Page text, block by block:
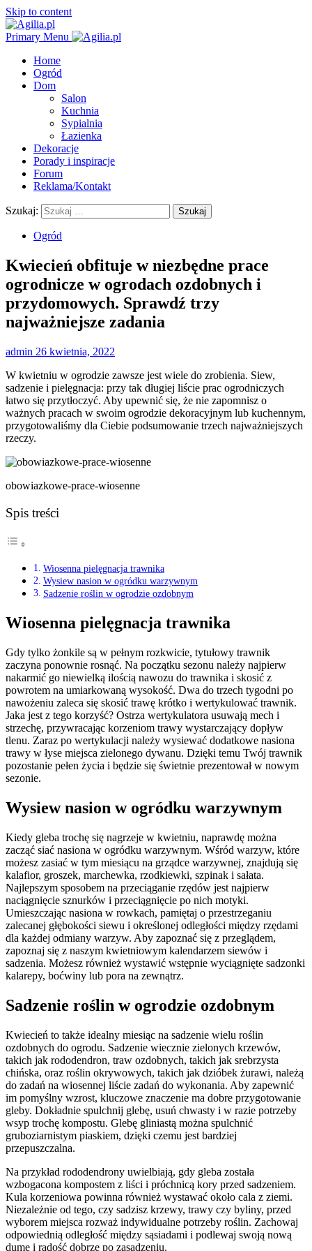
Skip to content
Primary Menu
Home
Ogród
Dom
Salon
Kuchnia
Sypialnia
Łazienka
Dekoracje
Porady i inspiracje
Forum
Reklama/Kontakt
Szukaj:
Ogród
Kwiecień obfituje w niezbędne prace
ogrodnicze w ogrodach ozdobnych i
przydomowych. Sprawdź trzy
najważniejsze zadania
admin 26 kwietnia, 2022
W kwietniu w ogrodzie zawsze jest wiele do zrobienia. Siew,
sadzenie i pielęgnacja: przy tak długiej liście prac ogrodniczych
łatwo się przytłoczyć. Aby upewnić się, że nie zapomnisz o
ważnych pracach w swoim ogrodzie dekoracyjnym lub kuchennym,
przygotowaliśmy dla Ciebie podsumowanie trzech najważniejszych
rzeczy.
obowiazkowe-prace-wiosenne
Spis treści
Wiosenna pielęgnacja trawnika
Wysiew nasion w ogródku warzywnym
Sadzenie roślin w ogrodzie ozdobnym
Wiosenna pielęgnacja trawnika
Gdy tylko żonkile są w pełnym rozkwicie, tytułowy trawnik
zaczyna ponownie rosnąć. Na początku sezonu należy najpierw
nakarmić go niewielką ilością nawozu do trawnika i skosić z
powrotem na umiarkowaną wysokość. Dwa do trzech tygodni po
nawożeniu zaleca się skosić trawę krótko i wertykulować trawnik.
Jaka jest z tego korzyść? Ostrza wertykulatora usuwają mech i
strzechę, przywracając korzeniom trawy wystarczający dopływ
tlenu. Zaraz po wertykulacji należy wysiewać dodatkowe nasiona
trawy w łyse miejsca zielonego dywanu. Dzięki temu Twój trawnik
pozostanie pełen życia i będzie się świetnie prezentował w nowym
sezonie.
Wysiew nasion w ogródku warzywnym
Kiedy gleba trochę się nagrzeje w kwietniu, naprawdę można
zacząć siać nasiona w ogródku warzywnym. Wśród warzyw, które
możesz zasiać w tym miesiącu na grządce warzywnej, znajdują się
kalafior, groszek, marchewka, rzodkiewki, szpinak i sałata.
Najlepszym sposobem na przeciąganie rzędów jest najpierw
naciągnięcie sznurków i przeciągnięcie po nich motyki.
Umieszczając nasiona w rowkach, pamiętaj o przestrzeganiu
zalecanej głębokości siewu i określonej odległości między rzędami
dla każdej odmiany warzyw. Aby zapoznać się z przeglądem,
zapoznaj się z naszym kwietniowym kalendarzem siewów i
sadzenia. Możesz również wystawić wstępnie wyciągnięte sadzonki
kalarepy, boćwiny lub pora na zewnątrz.
Sadzenie roślin w ogrodzie ozdobnym
Kwiecień to także idealny miesiąc na sadzenie wielu roślin
ozdobnych do ogrodu. Sadzenie wiecznie zielonych krzewów,
takich jak rododendron, traw ozdobnych, takich jak srebrzysta
chińska, oraz roślin okrywowych, takich jak dzióbek żurawi, należą
do zadań na wiosennej liście zadań do wykonania. Aby zapewnić
im pomyślny wzrost, kluczowe znaczenie ma dobre przygotowanie
gleby. Dokładnie spulchnij glebę, usuń chwasty i w razie potrzeby
wsyp trochę kompostu. Glebę gliniastą można spulchnić
gruboziarnistym piaskiem, dzięki czemu jest bardziej
przepuszczalna.
Na przykład rododendrony uwielbiają, gdy gleba została
wzbogacona kompostem z liści i próchnicą kory przed sadzeniem.
Kula korzeniowa powinna również wystawać około cala z ziemi.
Niezależnie od tego, czy sadzisz krzewy, trawy czy byliny, przed
wyborem miejsca rozważ indywidualne potrzeby roślin. Zachowaj
odpowiednią odległość między sąsiadami i podlewaj swoją nową
dumę i radość dobrze po zasadzeniu.